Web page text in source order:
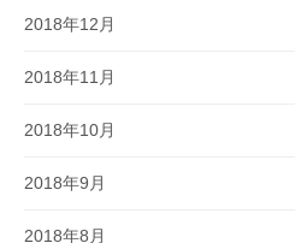
2018年12月
2018年11月
2018年10月
2018年9月
2018年8月